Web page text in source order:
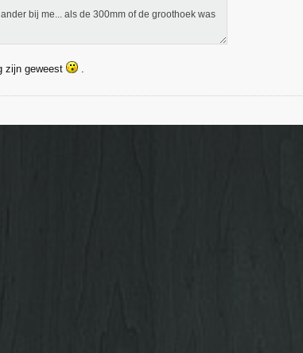
bij me... als de 300mm of de groothoek was
zijn geweest .